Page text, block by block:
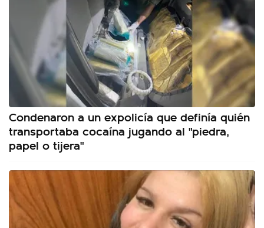
Condenaron a un expolicía que definía quién
transportaba cocaína jugando al "piedra,
papel o tijera"